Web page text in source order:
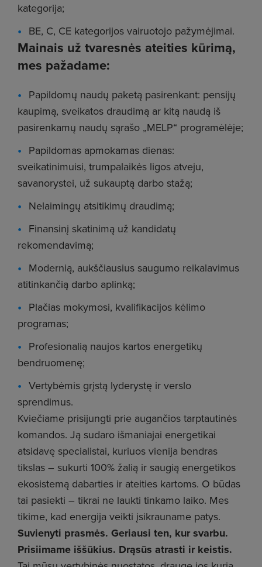
kategorija;
​​​​​BE, C, CE kategorijos vairuotojo pažymėjimai.
Mainais už tvaresnės ateities kūrimą,
mes pažadame:
Papildomų naudų paketą pasirenkant: pensijų
kaupimą, sveikatos draudimą ar kitą naudą iš
pasirenkamų naudų sąrašo „MELP“ programėlėje;
Papildomas apmokamas dienas:
sveikatinimuisi, trumpalaikės ligos atveju,
savanorystei, už sukauptą darbo stažą;
Nelaimingų atsitikimų draudimą;
Finansinį skatinimą už kandidatų
rekomendavimą;
Modernią, aukščiausius saugumo reikalavimus
atitinkančią darbo aplinką;
Plačias mokymosi, kvalifikacijos kėlimo
programas;
Profesionalią naujos kartos energetikų
bendruomenę;
Vertybėmis grįstą lyderystę ir verslo
sprendimus.
Kviečiame prisijungti prie augančios tarptautinės
komandos. Ją sudaro išmaniajai energetikai
atsidavę specialistai, kuriuos vienija bendras
tikslas – sukurti 100% žalią ir saugią energetikos
ekosistemą dabarties ir ateities kartoms. O būdas
tai pasiekti – tikrai ne laukti tinkamo laiko. Mes
tikime, kad energija veikti įsikrauname patys.
Suvienyti prasmės. Geriausi ten, kur svarbu.
Prisiimame iššūkius. Drąsūs atrasti ir keistis.